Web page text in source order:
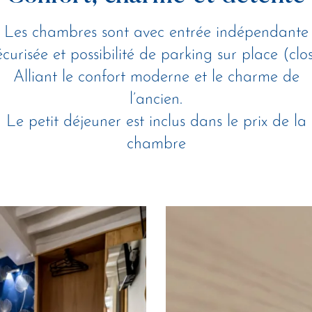
Les chambres sont avec entrée indépendante
et possibilité de parking sur place
Alliant le confort moderne et le charme de
l’ancien.
Le petit déjeuner est inclus dans le prix de la
chambre